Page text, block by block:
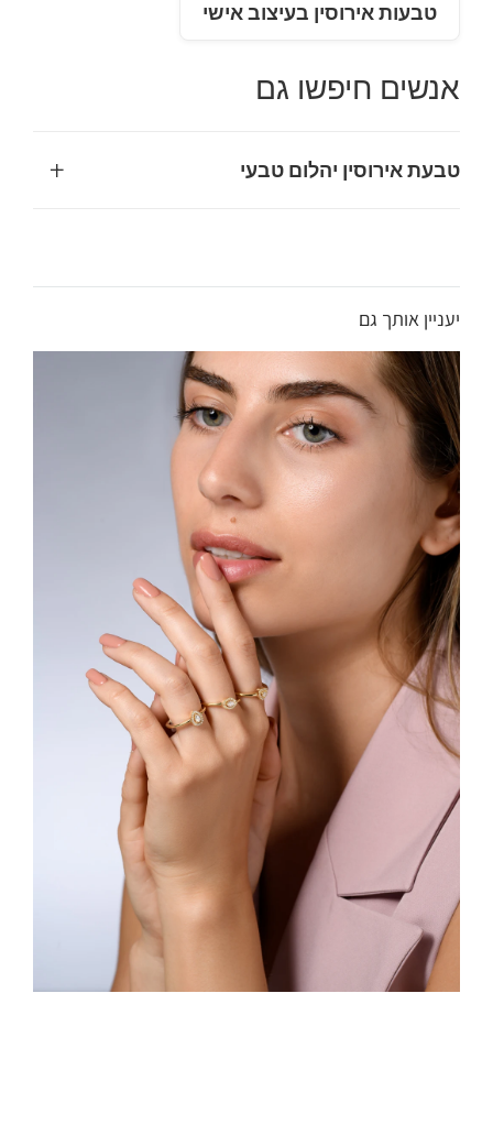
טבעות אירוסין בעיצוב אישי
אנשים חיפשו גם
טבעת אירוסין יהלום טבעי +
היהלום יכול להשפיע על המראה הכללי, במיוחד בשילוב עם
זהב לבן. באפולו תכשיטי יהלומים, אנו ממליצים לעיין
במאמר הפנימי שלנוצורת יהלום מומלצת לטבעת אירוסין
זהב לבןלקבלת מידע מפורט על צורת היהלום המומלצת
לטבעת אירוסין בזהב לבן. התאמת היהלום לסגנון האישי של
המקבל/ת היא קריטית, ויש לקחת בחשבון גם את איכות
המתכת ואת עיצוב הטבעת.
יעניין אותך גם